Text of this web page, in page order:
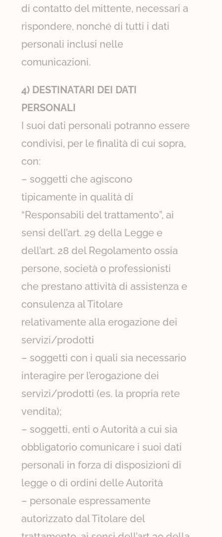
di contatto del mittente, necessari a
rispondere, nonché di tutti i dati
personali inclusi nelle
comunicazioni.
4) DESTINATARI DEI DATI
PERSONALI
I suoi dati personali potranno essere
condivisi, per le finalità di cui sopra,
con:
– soggetti che agiscono
tipicamente in qualità di
“Responsabili del trattamento”, ai
sensi dell’art. 29 della Legge e
dell’art. 28 del Regolamento ossia
persone, società o professionisti
che prestano attività di assistenza e
consulenza al Titolare
relativamente alla erogazione dei
servizi/prodotti
– soggetti con i quali sia necessario
interagire per l’erogazione dei
servizi/prodotti (es. la propria rete
vendita);
– soggetti, enti o Autorità a cui sia
obbligatorio comunicare i suoi dati
personali in forza di disposizioni di
legge o di ordini delle Autorità
– personale espressamente
autorizzato dal Titolare del